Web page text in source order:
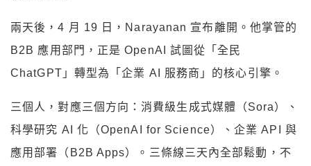
兩天後，4 月 19 日，Narayanan 宣布離開。他掌管的
B2B 應用部門，正是 OpenAI 試圖從「全民
ChatGPT」轉型為「企業 AI 服務商」的核心引擎。
三個人，對應三個方向：消費級生成式媒體（Sora）、
科學研究 AI 化（OpenAI for Science）、企業 API 與
應用部署（B2B Apps）。三條線三天內全部鬆動，不